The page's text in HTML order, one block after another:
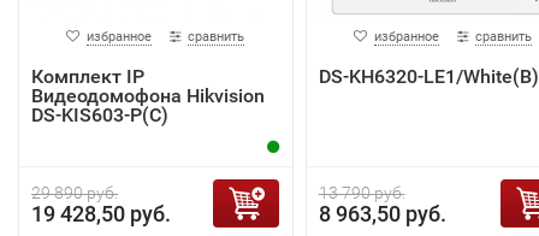
избранное сравнить
Комплект IP
Видеодомофона Hikvision
DS-KIS603-P(C)
29 890 руб.
19 428,50 руб.
избранное сравнить
DS-KH6320-LE1/White(B)
13 790 руб.
8 963,50 руб.